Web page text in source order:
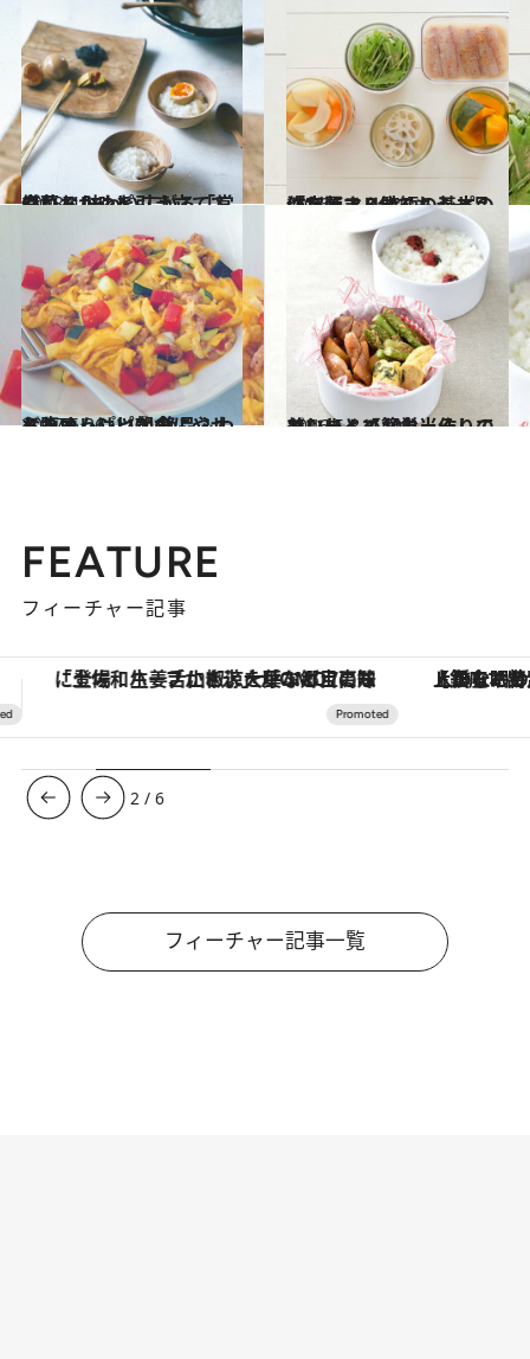
2018.4.16
白いおかゆを引き立ててくれる 味わい広がる「常備菜」レシピ
グルメ 2016.5.1
作り置き＆時短レシピの決定版！ 3分でもう一品「だしマリネ」の基本
グルメ
2017.6.26
お腹いっぱいなのにやせられるレシピ① 絶品ふわとろオムレツ朝食！
グルメ 2016.5.8
おいしくて簡単、そして美しい！【お弁当作りのコツまとめ10】
グルメ
FEATURE
フィーチャー記事
【銀座で出合う最旬美容】美髪ケアや上質な眠り…セルフケアのアップデートから、特別な名入れギフトまで。大人のための「ReFa GINZA」クルーズ ヴァシュロン・コンスタンタ
3 /6
フィーチャー記事一覧